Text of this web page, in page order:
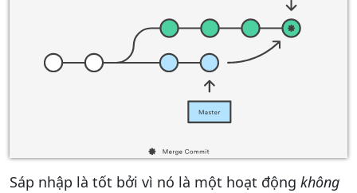
Sáp nhập là tốt bởi vì nó là một hoạt động không